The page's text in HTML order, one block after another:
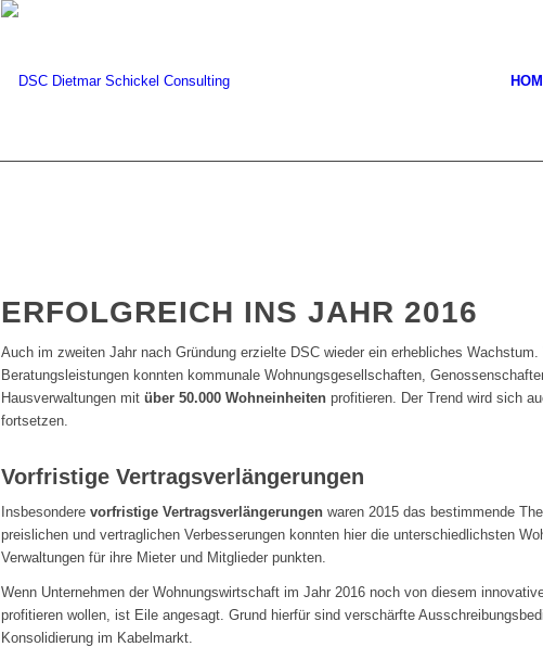
ERFOLGREICH INS JAHR 2016
Auch im zweiten Jahr nach Gründung erzielte DSC wieder ein erhebliches Wachstum.
Beratungsleistungen konnten kommunale Wohnungsgesellschaften,
Hausverwaltungen mit über 50.000 Wohneinheiten profitieren. Der Trend wird sich
fortsetzen.
Vorfristige Vertragsverlängerungen
Insbesondere vorfristige Vertragsverlängerungen waren 2015 das bestimmende
preislichen und vertraglichen Verbesserungen konnten hier die unterschiedlichsten
Verwaltungen für ihre Mieter und Mitglieder punkten.
Wenn Unternehmen der Wohnungswirtschaft im Jahr 2016 noch von diesem
profitieren wollen, ist Eile angesagt. Grund hierfür sind verschärfte
Konsolidierung im Kabelmarkt.